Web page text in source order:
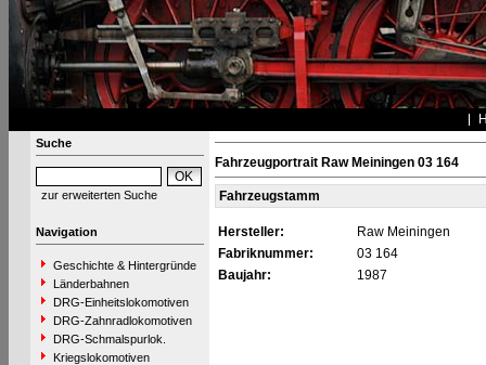
Suche
zur erweiterten Suche
Navigation
Geschichte & Hintergründe
Länderbahnen
DRG-Einheitslokomotiven
DRG-Zahnradlokomotiven
DRG-Schmalspurlok.
Kriegslokomotiven
Fahrzeugportrait Raw Meiningen 03 164
Fahrzeugstamm
Hersteller:
Raw Meiningen
Fabriknummer:
03 164
Baujahr:
1987